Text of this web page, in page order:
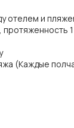
отелем и
(Каждые